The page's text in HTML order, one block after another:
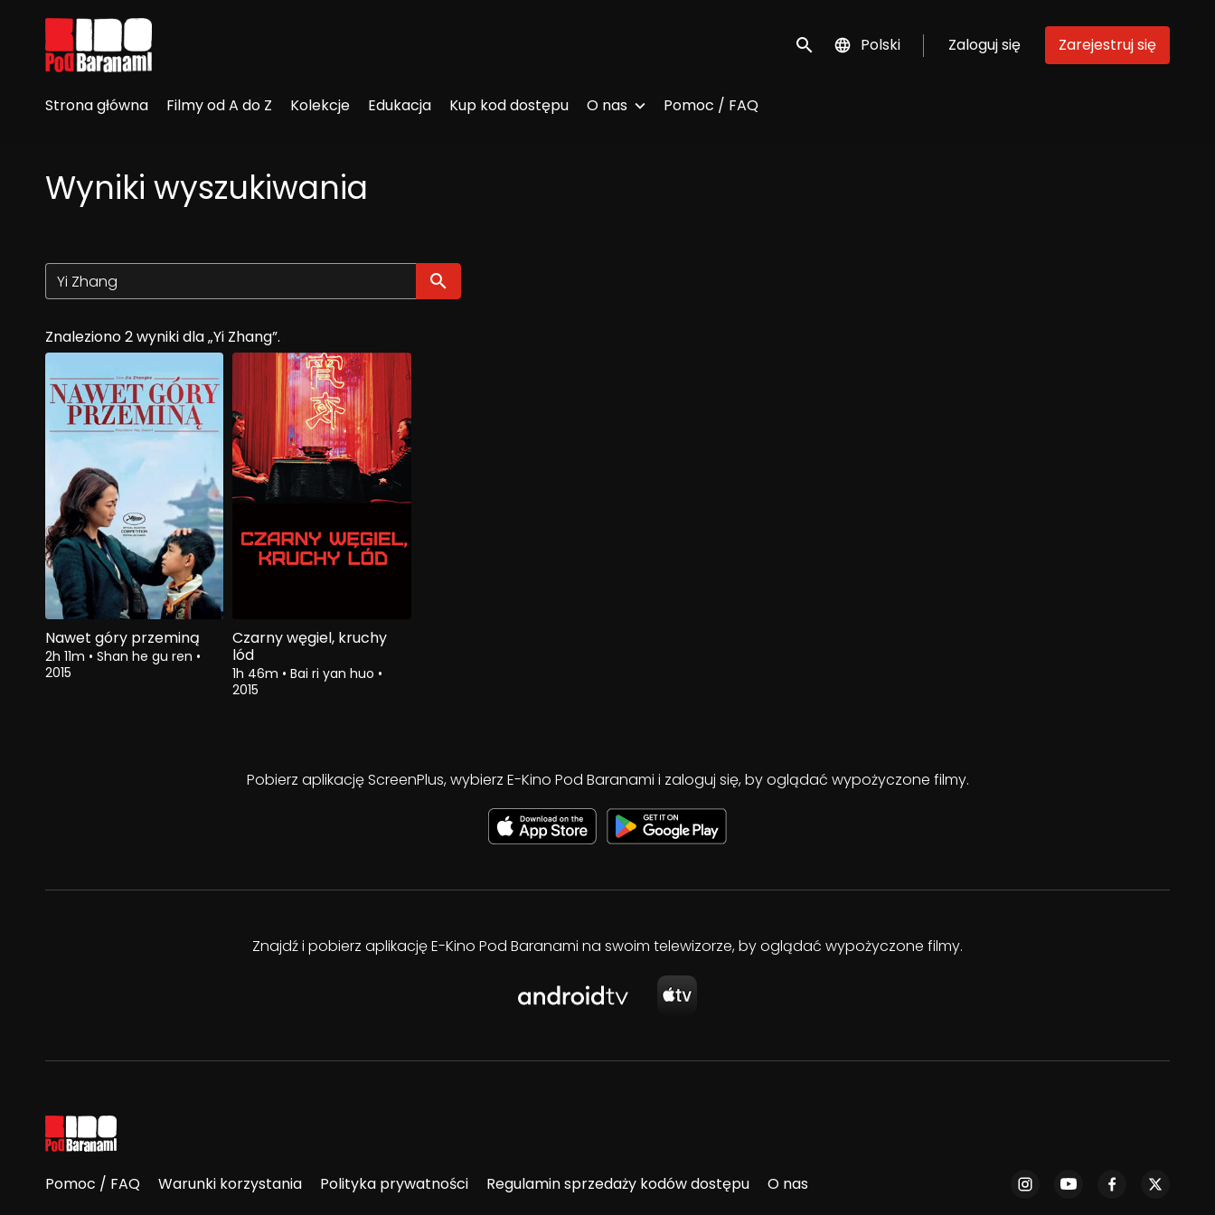
Linki ułatwień dostępu
Wyszukaj Polski Zaloguj się Zarejestruj się
Strona główna Filmy od A do Z Kolekcje Edukacja Kup kod dostępu O nas Pomoc / FAQ
Wyniki wyszukiwania
Wyszukaj
Znaleziono 2 wyniki dla „Yi Zhang”.
Nawet góry przeminą
2h 11m • Shan he gu ren •
2015
Czarny węgiel, kruchy
lód
1h 46m • Bai ri yan huo •
2015
Pobierz aplikację ScreenPlus, wybierz E-Kino Pod Baranami i zaloguj się, by oglądać wypożyczone filmy.
Znajdź i pobierz aplikację E-Kino Pod Baranami na swoim telewizorze, by oglądać wypożyczone filmy.
Pomoc / FAQ Warunki korzystania Polityka prywatności Regulamin sprzedaży kodów dostępu O nas